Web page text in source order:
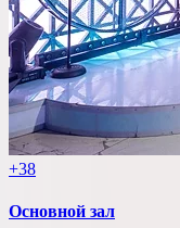
+38
Основной зал